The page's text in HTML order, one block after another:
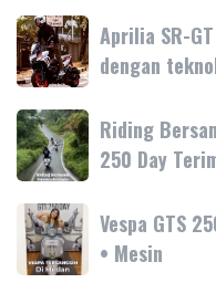
Vespa
Primavera
Tanyakan
Vespa
Primavera
180cc
terbaru
Aprilia
SR-
GT
Sport
Aprilia
SR-
GT
hadir
dengan
teknologi
Aprilia SR-
dengan
Riding
Bersama
Motoplex
Garda
Medan
GTS
Riding
250 Day
Vespa
GTS
250
Vespa GTS
• Mesin